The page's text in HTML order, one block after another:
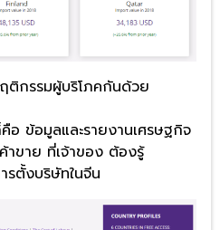
ติกรรมผู้บริโภคกันด้วย
อ ข้อมูลและรายงานเศรษฐกิจ
ค้าขาย ที่เจ้าของ ต้องรู้
ตั้งบริษัทในจีน